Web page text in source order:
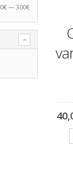
Precio
mínimo
Precio
máximo
0€—300€